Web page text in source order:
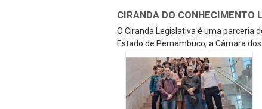
CIRANDA DO
O Ciranda Legislativa é uma parceria
Estado de Pernambuco, a Câmara
Galeria de Mídias